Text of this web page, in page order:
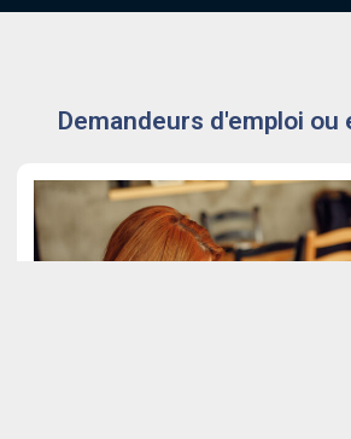
Demandeurs d'emploi ou